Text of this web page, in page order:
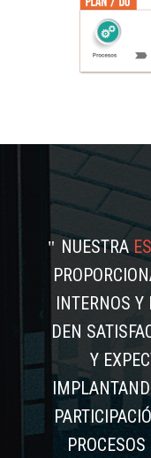
NUESTRA
INTERNOS Y
DEN
Y